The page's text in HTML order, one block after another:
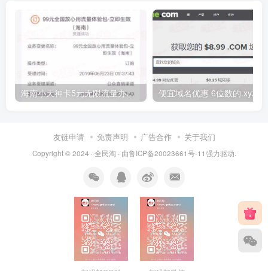
海南小天神卡5元无限流量办理的方法，5元流量不限量自行车来了
友链申请 免责声明 广告合作 关于我们
Copyright © 2024 · 全民淘 · 由鲁ICP备20023661号-11强力驱动.